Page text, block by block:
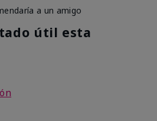
a un amigo
útil esta